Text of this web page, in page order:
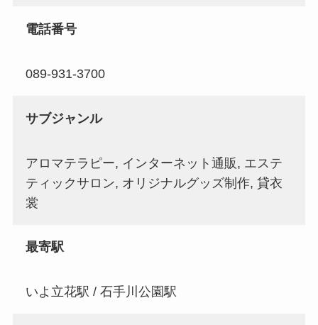
電話番号
089-931-3700
サブジャンル
アロマテラピー, インターネット通販, エステ
ティックサロン, オリジナルグッズ制作, 貸衣
裳
最寄駅
いよ立花駅 / 石手川公園駅